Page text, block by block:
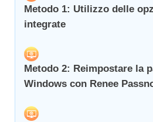
Metodo 1: Utilizzo delle
integrate
Metodo 2: Reimpostare la
Windows con Renee